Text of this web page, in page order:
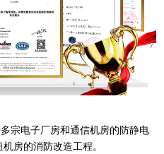
宗电子厂房和通信机房的防静电
房的消防改造工程。